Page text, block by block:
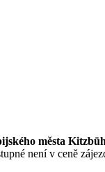
města
není v ceně